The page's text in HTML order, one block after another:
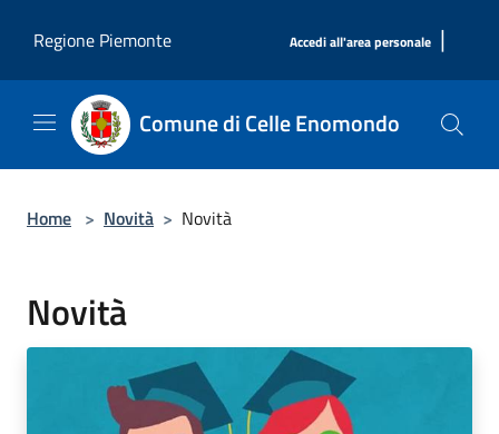
Regione Piemonte
Accedi all'area personale |
Comune di Celle Enomondo
Home > Novità > Novità
Novità